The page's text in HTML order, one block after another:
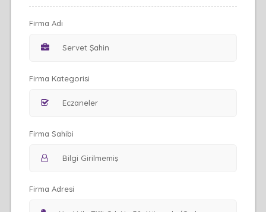
Firma Adı
Firma Kategorisi
Firma Sahibi
Firma Adresi